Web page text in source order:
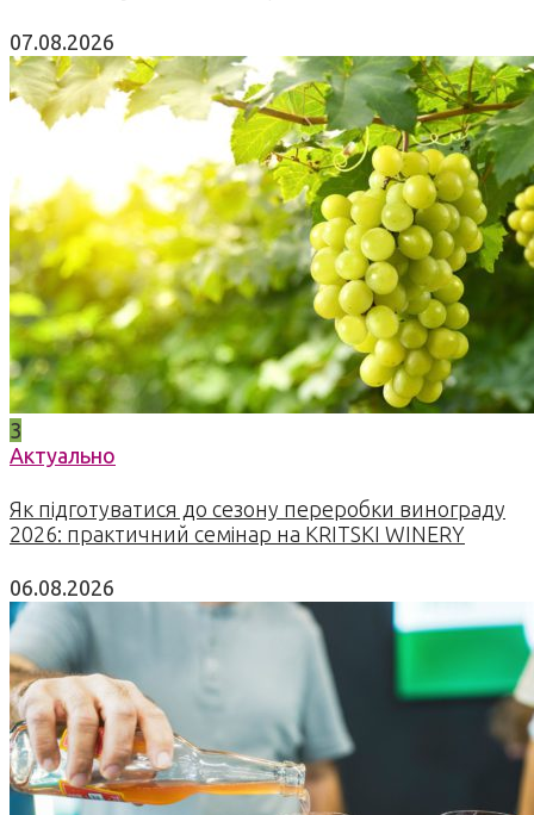
07.08.2026
3
Актуально
Як підготуватися до сезону переробки винограду
2026: практичний семінар на KRITSKI WINERY
06.08.2026